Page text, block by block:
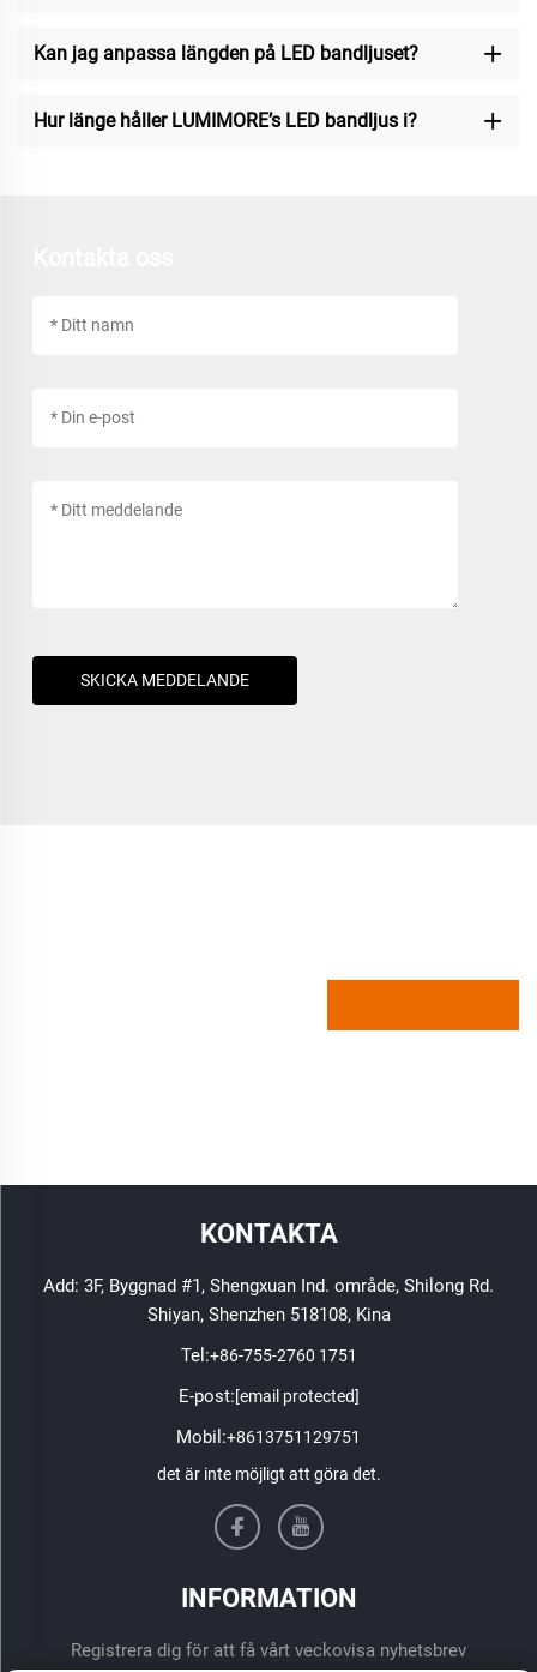
Kan jag anpassa längden på LED bandljuset?
Hur länge håller LUMIMORE’s LED bandljus i?
SKICKA MEDDELANDE
KONTAKTA
Add: 3F, Byggnad #1, Shengxuan Ind. område, Shilong Rd.
Shiyan, Shenzhen 518108, Kina
Tel:+86-755-2760 1751
E-post:[email protected]
Mobil:+8613751129751
det är inte möjligt att göra det.
INFORMATION
Registrera dig för att få vårt veckovisa nyhetsbrev